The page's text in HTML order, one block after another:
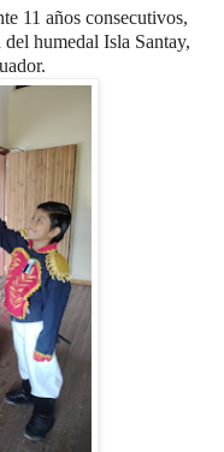
11 años consecutivos,
humedal Isla Santay,